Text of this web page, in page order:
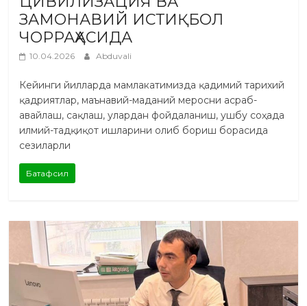
ЗАМОНАВИЙ ИСТИҚБОЛ
ЧОРРАҲАСИДА
10.04.2026 Abduvali
Кейинги йилларда мамлакатимизда қадимий тарихий
қадриятлар, маънавий-маданий меросни асраб-
авайлаш, сақлаш, улардан фойдаланиш, ушбу соҳада
илмий-тадқиқот ишларини олиб бориш борасида
сезиларли
Батафсил